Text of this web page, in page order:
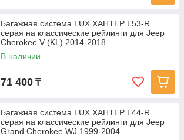
Багажная система LUX ХАНТЕР L53-R
серая на классические рейлинги для Jeep
Cherokee V (KL) 2014-2018
В наличии
71 400 ₸
Багажная система LUX ХАНТЕР L44-R
серая на классические рейлинги для Jeep
Grand Cherokee WJ 1999-2004